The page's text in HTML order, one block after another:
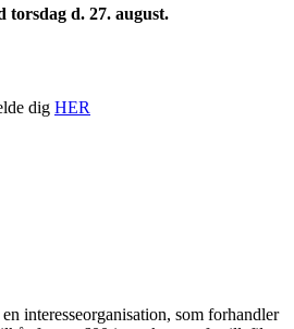
torsdag d. 27. august.
dig HER
interesseorganisation, som forhandler